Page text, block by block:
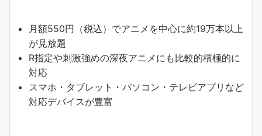
月額550円（税込）でアニメを中心に約19万本以上
が見放題
R指定や刺激強めの深夜アニメにも比較的積極的に
対応
スマホ・タブレット・パソコン・テレビアプリなど
対応デバイスが豊富